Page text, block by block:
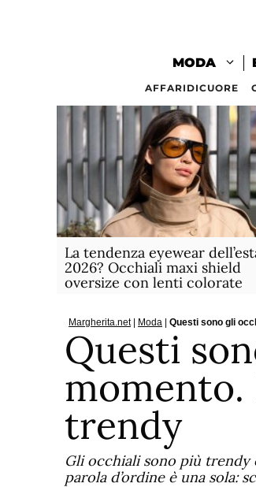
MODA
AFFARIDICUORE
La tendenza eyewear
2026? Occhiali maxi shield
oversize con lenti colorate
Margherita.net| Moda | Questi sono gli
Questi
trendy
Gli occhiali sono più trendy
parola d’ordine è una sola: